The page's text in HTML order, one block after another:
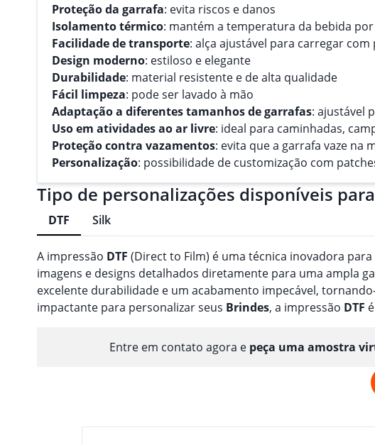
Proteção da garrafa: evita riscos e danos
Isolamento térmico: mantém a temperatura da bebida
Facilidade de transporte: alça ajustável para carregar
Design moderno: estiloso e elegante
Durabilidade: material resistente e de alta qualidade
Fácil limpeza: pode ser lavado à mão
Adaptação a diferentes tamanhos de garrafas: ajustável
Uso em atividades ao ar livre: ideal para caminhadas,
Proteção contra vazamentos: evita que a garrafa vaze na
Personalização: possibilidade de customização com
Tipo de personalizações disponíveis
DTF Silk
A impressão DTF (Direct to Film) é uma técnica inovadora
imagens e designs detalhados diretamente para uma ampla
excelente durabilidade e um acabamento impecável,
impactante para personalizar seus Brindes, a impressão DTF
Entre em contato agora e peça uma amostra